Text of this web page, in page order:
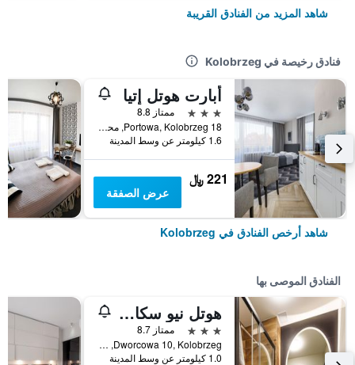
شاهد المزيد من الفنادق القريبة
فنادق رخيصة في Kolobrzeg
أبارت هوتل إتيا
3 نجوم
ممتاز 8.8
18 Portowa, Kolobrzeg, محافظة بوميرانيا الغربية, بولندا
1.6 كيلومتر عن وسط المدينة
221 ﷼
عرض الصفقة
شاهد أرخص الفنادق في Kolobrzeg
الفنادق الموصى بها
هوتل نيو سكانبول
3 نجوم
ممتاز 8.7
Dworcowa 10, Kolobrzeg, محافظة بوميرانيا الغربية, بولندا
1.0 كيلومتر عن وسط المدينة